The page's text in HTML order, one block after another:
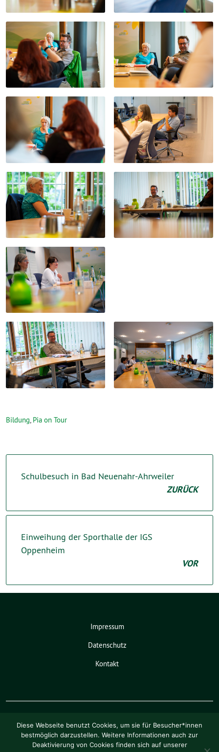
Bildung Pia on Tour
Schulbesuch in Bad Neuenahr-Ahrweiler
ZURÜCK
Einweihung der Sporthalle der IGS
Oppenheim
VOR
Impressum
Datenschutz
Kontakt
Pia Schellhammer benutzt das
Diese Webseite benutzt Cookies, um sie für Besucher*innen
bestmöglich darzustellen. Weitere Informationen auch zur
Deaktivierung von Cookies finden sich auf unserer